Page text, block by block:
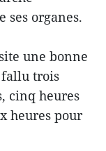
organes.
une bonne
fallu trois
cinq heures
heures pour